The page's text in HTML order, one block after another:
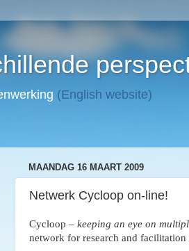
(English website)
MAANDAG 16 MAART 2009
Netwerk Cycloop on-line!
Cycloop – keeping an eye on
network for research and